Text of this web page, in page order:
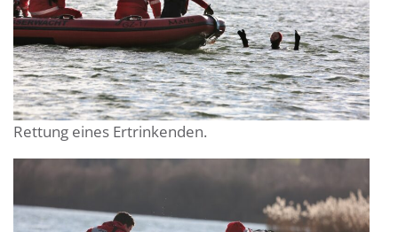
Rettung eines Ertrinkenden.